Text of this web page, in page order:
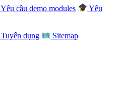
Yêu cầu demo modules
Yêu
Tuyển dụng
Sitemap